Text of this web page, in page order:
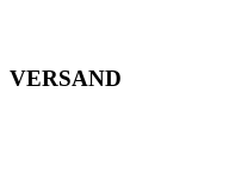
VERSAND